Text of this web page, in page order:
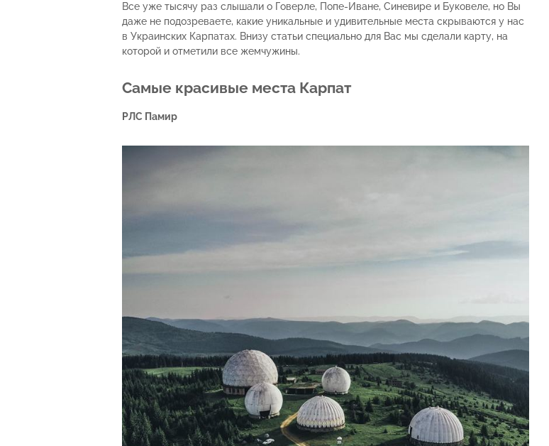
Все уже тысячу раз слышали о Говерле, Попе-Иване, Синевире и Буковеле, но Вы
даже не подозреваете, какие уникальные и удивительные места скрываются у нас
в Украинских Карпатах. Внизу статьи специально для Вас мы сделали карту, на
которой и отметили все жемчужины.
Самые красивые места Карпат
РЛС Памир